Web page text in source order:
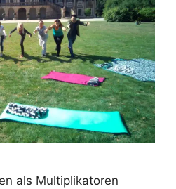
als Multiplikatoren